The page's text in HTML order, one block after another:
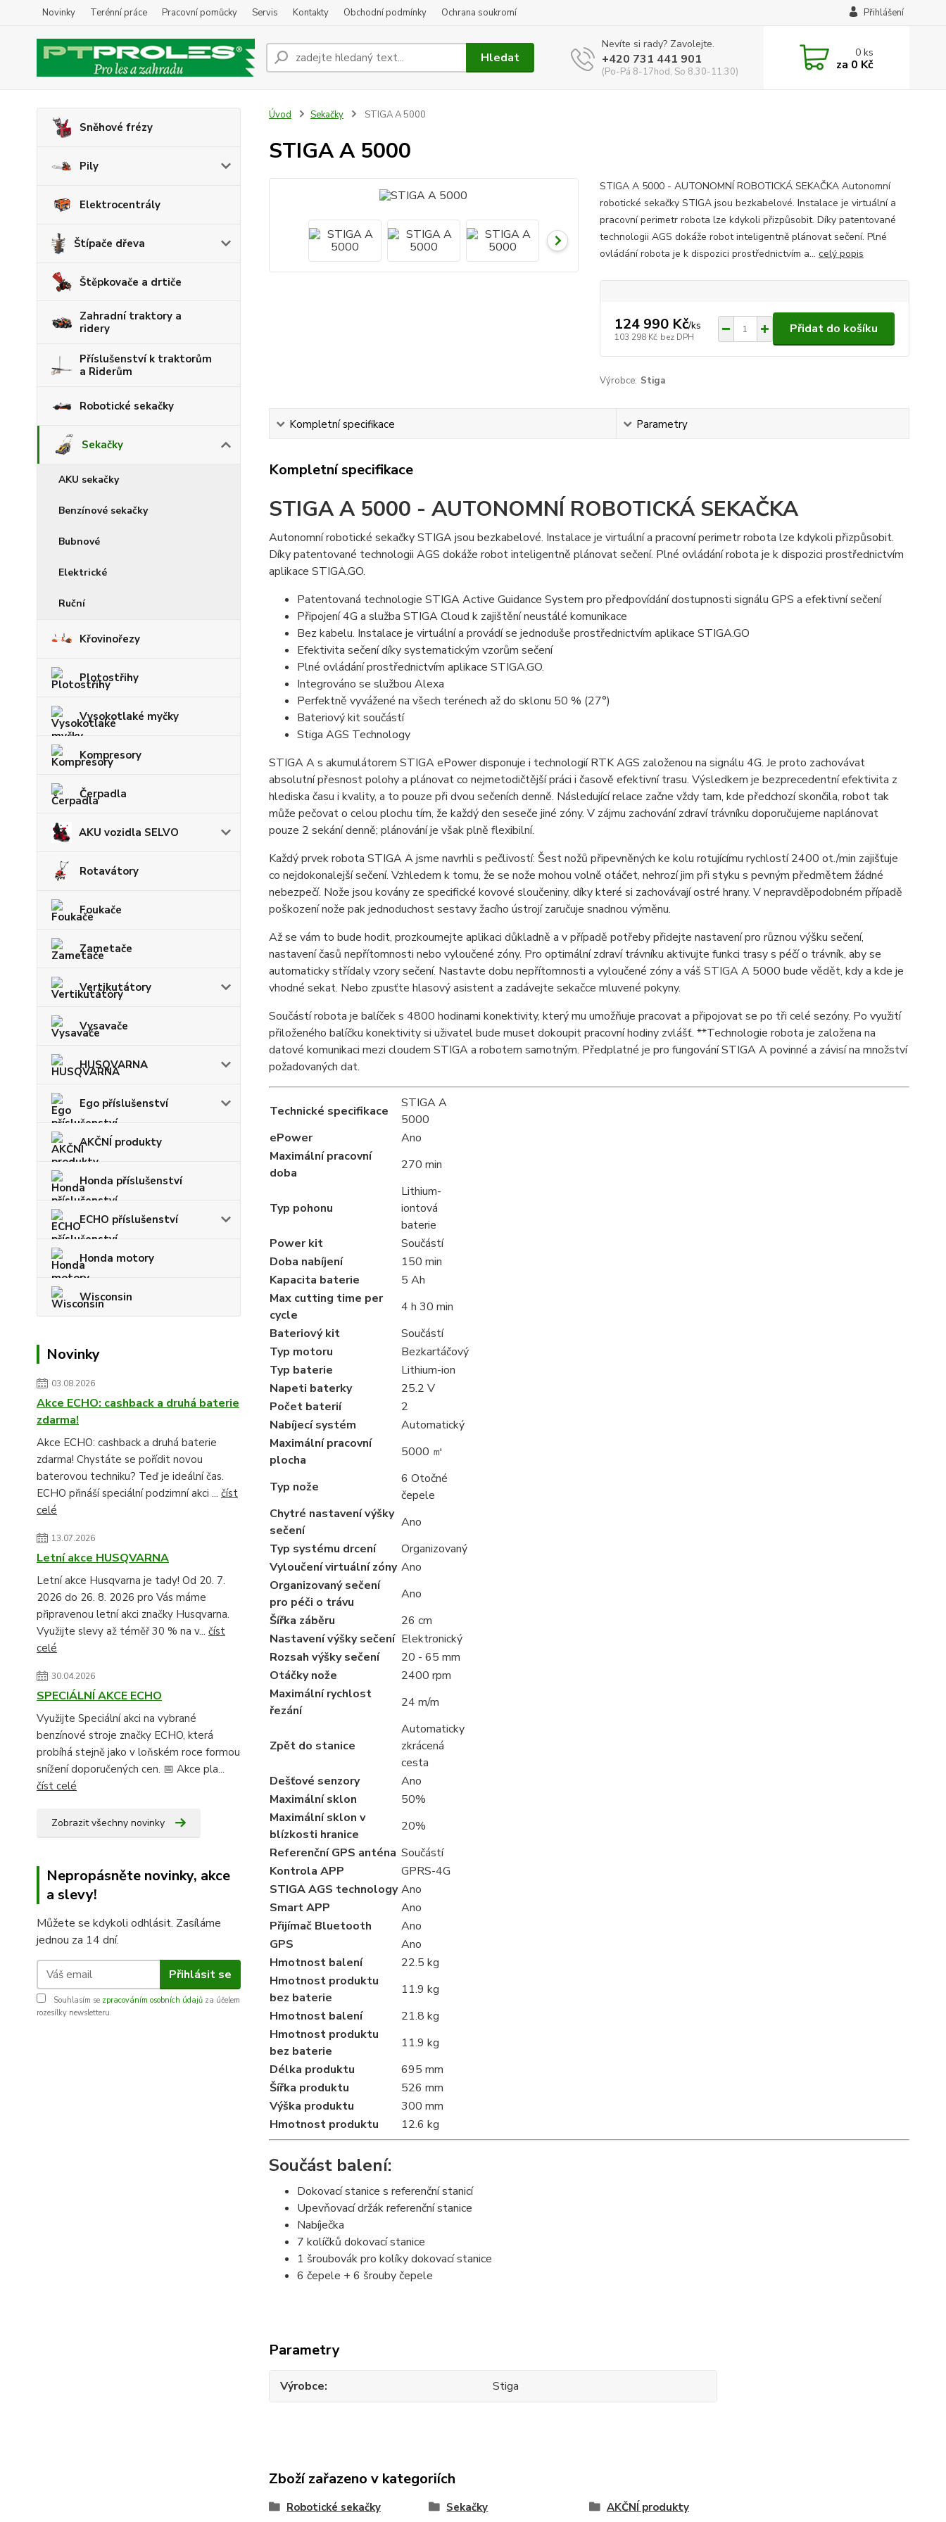
Novinky Terénní práce Pracovní pomůcky Servis Kontakty Obchodní podmínky Ochrana soukromí Přihlášení
Hledat
Nevíte si rady? Zavolejte.
+420 731 441 901
(Po-Pá 8-17hod, So 8.30-11.30)
0ks
za 0 Kč
Sněhové frézy
Pily
Elektrocentrály
Štípače dřeva
Štěpkovače a drtiče
Zahradní traktory a
ridery
Příslušenství k traktorům
a Riderům
Robotické sekačky
Sekačky
AKU sekačky
Benzínové sekačky
Bubnové
Elektrické
Ruční
Křovinořezy
Plotostřihy
Vysokotlaké myčky
Kompresory
Čerpadla
AKU vozidla SELVO
Rotavátory
Foukače
Zametače
Vertikutátory
Vysavače
HUSQVARNA
Ego příslušenství
AKČNÍ produkty
Honda příslušenství
ECHO příslušenství
Honda motory
Wisconsin
Novinky
03.08.2026
Akce ECHO: cashback a druhá baterie
zdarma!
Akce ECHO: cashback a druhá baterie
zdarma! Chystáte se pořídit novou
baterovou techniku? Teď je ideální čas.
ECHO přináší speciální podzimní akci ... číst
celé
13.07.2026
Letní akce HUSQVARNA
Letní akce Husqvarna je tady! Od 20. 7.
2026 do 26. 8. 2026 pro Vás máme
připravenou letní akci značky Husqvarna.
Využijte slevy až téměř 30 % na v... číst
celé
30.04.2026
SPECIÁLNÍ AKCE ECHO
Využijte Speciální akci na vybrané
benzínové stroje značky ECHO, která
probíhá stejně jako v loňském roce formou
snížení doporučených cen. 📅 Akce pla...
číst celé
Zobrazit všechny novinky
Nepropásněte novinky, akce
a slevy!
Můžete se kdykoli odhlásit. Zasíláme
jednou za 14 dní.
Přihlásit se
Souhlasím se zpracováním osobních údajů za účelem
rozesílky newsletteru.
Úvod Sekačky STIGA A 5000
STIGA A 5000
STIGA A 5000 - AUTONOMNÍ ROBOTICKÁ SEKAČKA Autonomní
robotické sekačky STIGA jsou bezkabelové. Instalace je virtuální a
pracovní perimetr robota lze kdykoli přizpůsobit. Díky patentované
technologii AGS dokáže robot inteligentně plánovat sečení. Plné
ovládání robota je k dispozici prostřednictvím a... celý popis
124 990 Kč/ks
103 298 Kč bez DPH
Přidat do košíku
Výrobce: Stiga
Kompletní specifikace Parametry
Kompletní specifikace
STIGA A 5000 - AUTONOMNÍ ROBOTICKÁ SEKAČKA
Autonomní robotické sekačky STIGA jsou bezkabelové. Instalace je virtuální a pracovní perimetr robota lze kdykoli přizpůsobit.
Díky patentované technologii AGS dokáže robot inteligentně plánovat sečení. Plné ovládání robota je k dispozici prostřednictvím
aplikace STIGA.GO.
Patentovaná technologie STIGA Active Guidance System pro předpovídání dostupnosti signálu GPS a efektivní sečení
Připojení 4G a služba STIGA Cloud k zajištění neustálé komunikace
Bez kabelu. Instalace je virtuální a provádí se jednoduše prostřednictvím aplikace STIGA.GO
Efektivita sečení díky systematickým vzorům sečení
Plné ovládání prostřednictvím aplikace STIGA.GO.
Integrováno se službou Alexa
Perfektně vyvážené na všech terénech až do sklonu 50 % (27°)
Bateriový kit součástí
Stiga AGS Technology
STIGA A s akumulátorem STIGA ePower disponuje i technologií RTK AGS založenou na signálu 4G. Je proto zachovávat
absolutní přesnost polohy a plánovat co nejmetodičtější práci i časově efektivní trasu. Výsledkem je bezprecedentní efektivita z
hlediska času i kvality, a to pouze při dvou sečeních denně. Následující relace začne vždy tam, kde předchozí skončila, robot tak
může pečovat o celou plochu tím, že každý den seseče jiné zóny. V zájmu zachování zdraví trávníku doporučujeme naplánovat
pouze 2 sekání denně; plánování je však plně flexibilní.
Každý prvek robota STIGA A jsme navrhli s pečlivostí: Šest nožů připevněných ke kolu rotujícímu rychlostí 2400 ot./min zajišťuje
co nejdokonalejší sečení. Vzhledem k tomu, že se nože mohou volně otáčet, nehrozí jim při styku s pevným předmětem žádné
nebezpečí. Nože jsou kovány ze specifické kovové sloučeniny, díky které si zachovávají ostré hrany. V nepravděpodobném případě
poškození nože pak jednoduchost sestavy žacího ústrojí zaručuje snadnou výměnu.
Až se vám to bude hodit, prozkoumejte aplikaci důkladně a v případě potřeby přidejte nastavení pro různou výšku sečení,
nastavení časů nepřítomnosti nebo vyloučené zóny. Pro optimální zdraví trávníku aktivujte funkci trasy s péčí o trávník, aby se
automaticky střídaly vzory sečení. Nastavte dobu nepřítomnosti a vyloučené zóny a váš STIGA A 5000 bude vědět, kdy a kde je
vhodné sekat. Nebo zpusťte hlasový asistent a zadávejte sekačce mluvené pokyny.
Součástí robota je balíček s 4800 hodinami konektivity, který mu umožňuje pracovat a připojovat se po tři celé sezóny. Po využití
přiloženého balíčku konektivity si uživatel bude muset dokoupit pracovní hodiny zvlášť. **Technologie robota je založena na
datové komunikaci mezi cloudem STIGA a robotem samotným. Předplatné je pro fungování STIGA A povinné a závisí na množství
požadovaných dat.
Technické specifikace
STIGA A
5000
ePower
Ano
Maximální pracovní
doba
270 min
Typ pohonu
Lithium-
iontová
baterie
Power kit
Součástí
Doba nabíjení
150 min
Kapacita baterie
5 Ah
Max cutting time per
cycle
4 h 30 min
Bateriový kit
Součástí
Typ motoru
Bezkartáčový
Typ baterie
Lithium-ion
Napeti baterky
25.2 V
Počet baterií
2
Nabíjecí systém
Automatický
Maximální pracovní
plocha
5000 ㎡
Typ nože
6 Otočné
čepele
Chytré nastavení výšky
sečení
Ano
Typ systému drcení
Organizovaný
Vyloučení virtuální zóny Ano
Organizovaný sečení
pro péči o trávu
Ano
Šířka záběru
26 cm
Nastavení výšky sečení Elektronický
Rozsah výšky sečení
20 - 65 mm
Otáčky nože
2400 rpm
Maximální rychlost
řezání
24 m/m
Zpět do stanice
Automaticky
zkrácená
cesta
Dešťové senzory
Ano
Maximální sklon
50%
Maximální sklon v
blízkosti hranice
20%
Referenční GPS anténa Součástí
Kontrola APP
GPRS-4G
STIGA AGS technology Ano
Smart APP
Ano
Přijímač Bluetooth
Ano
GPS
Ano
Hmotnost balení
22.5 kg
Hmotnost produktu
bez baterie
11.9 kg
Hmotnost balení
21.8 kg
Hmotnost produktu
bez baterie
11.9 kg
Délka produktu
695 mm
Šířka produktu
526 mm
Výška produktu
300 mm
Hmotnost produktu
12.6 kg
Součást balení:
Dokovací stanice s referenční stanicí
Upevňovací držák referenční stanice
Nabíječka
7 kolíčků dokovací stanice
1 šroubovák pro kolíky dokovací stanice
6 čepele + 6 šrouby čepele
Parametry
Výrobce Stiga
Zboží zařazeno v kategoriích
Robotické sekačky Sekačky AKČNÍ produkty